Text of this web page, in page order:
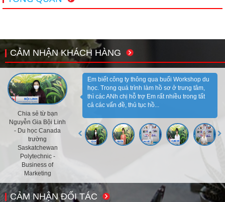
CẢM NHẬN KHÁCH HÀNG
Chia sẻ từ bạn
Nguyễn Gia Bội Linh
- Du học Canada
trường
Saskatchewan
Polytechnic -
Business of
Marketing
Em biết công ty thông qua buổi Workshop du
học. Trong quá trình làm hồ sơ ở trung tâm,
thì các ANh chị hỗ trợ Em rất nhiều trong tất
cả các vấn đề, thủ tục hồ...
CẢM NHẬN ĐỐI TÁC